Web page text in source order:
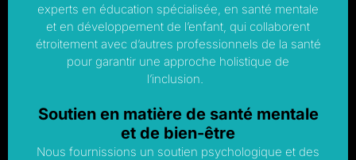
experts en éducation spécialisée, en santé mentale
et en développement de l’enfant, qui collaborent
étroitement avec d’autres professionnels de la santé
pour garantir une approche holistique de
l’inclusion.
Soutien en matière de santé mentale
et de bien-être
Nous fournissions un soutien psychologique et des